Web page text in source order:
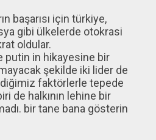
başarısı için türkiye,
gibi ülkelerde otokrasi
oldular.
putin in hikayesine bir
şekilde iki lider de
faktörlerle tepede
de halkının lehine bir
bir tane bana gösterin